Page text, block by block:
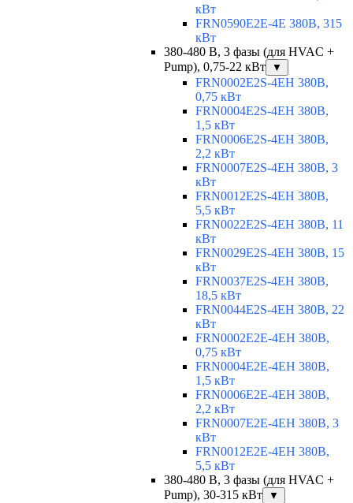
кВт
FRN0590E2E-4E 380В, 315
кВт
380-480 В, 3 фазы (для HVAC +
Pump), 0,75-22 кВт
▼
FRN0002E2S-4EH 380В,
0,75 кВт
FRN0004E2S-4EH 380В,
1,5 кВт
FRN0006E2S-4EH 380В,
2,2 кВт
FRN0007E2S-4EH 380В, 3
кВт
FRN0012E2S-4EH 380В,
5,5 кВт
FRN0022E2S-4EH 380В, 11
кВт
FRN0029E2S-4EH 380В, 15
кВт
FRN0037E2S-4EH 380В,
18,5 кВт
FRN0044E2S-4EH 380В, 22
кВт
FRN0002E2E-4EH 380В,
0,75 кВт
FRN0004E2E-4EH 380В,
1,5 кВт
FRN0006E2E-4EH 380В,
2,2 кВт
FRN0007E2E-4EH 380В, 3
кВт
FRN0012E2E-4EH 380В,
5,5 кВт
380-480 В, 3 фазы (для HVAC +
Pump), 30-315 кВт
▼